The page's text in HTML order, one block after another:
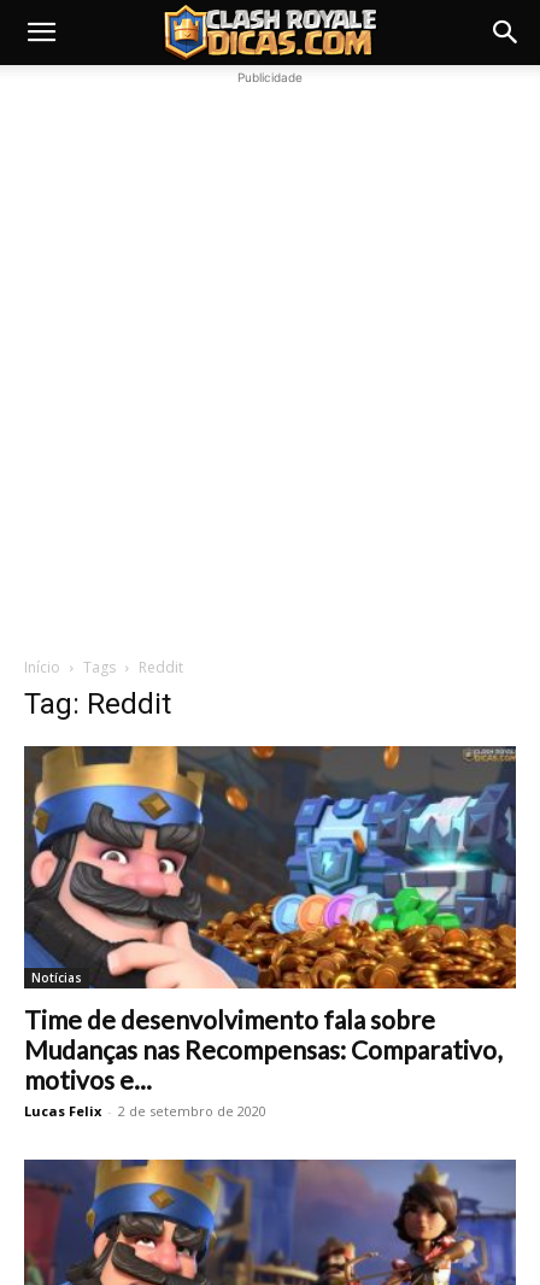
Publicidade
Início Tags Reddit
Tag: Reddit
Notícias
Time de desenvolvimento fala sobre
Mudanças nas Recompensas: Comparativo,
motivos e...
Lucas Felix - 2 de setembro de 2020